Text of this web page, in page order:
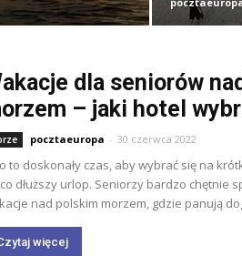
dla seniorów nad
– jaki hotel
pocztaeuropa - 30 czerwca 2022
to doskonały czas, aby wybrać się na
dłuższy urlop. Seniorzy bardzo chętnie
nad polskim morzem, gdzie panują
więcej